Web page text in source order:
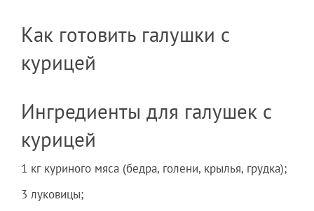
Как готовить галушки с
курицей
Ингредиенты для галушек с
курицей
1 кг куриного мяса (бедра, голени, крылья, грудка);
3 луковицы;